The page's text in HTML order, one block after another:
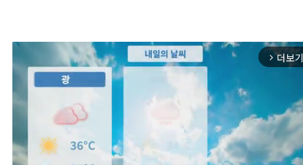
arrow_forward_ios 더보기